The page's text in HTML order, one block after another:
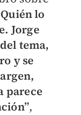
lo
Jorge
tema,
y se
parece
,